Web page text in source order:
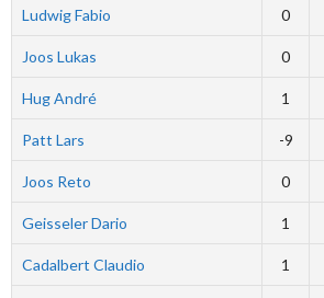
Ludwig Fabio 0
Joos Lukas 0
Hug André 1
Patt Lars -9
Joos Reto 0
Geisseler Dario 1
Cadalbert Claudio 1